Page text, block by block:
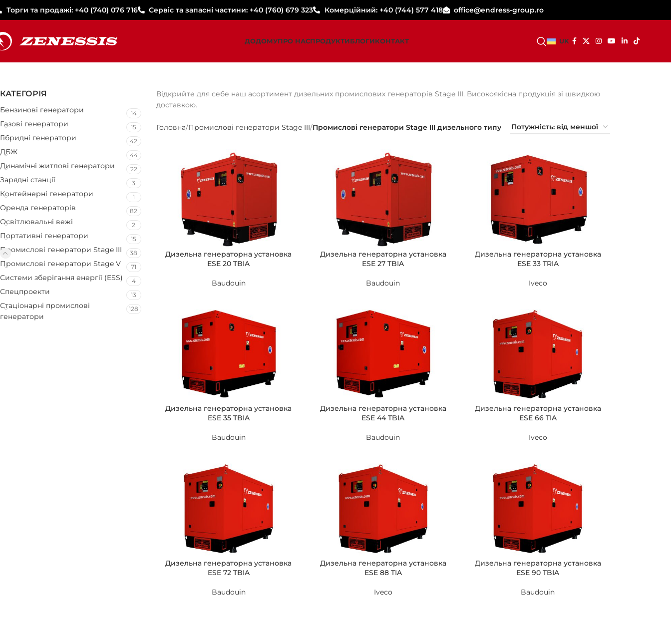
Торги та продажі: +40 (740) 076 716 Сервіс та запасні частини: +40 (760) 679 323 Комерційний: +40 (744) 577 418 office@endress-group.ro
ДОДОМУПРО НАСПРОДУКТИБЛОГИКОНТАКТ UK
КАТЕГОРІЯ
Бензинові генератори 14
Газові генератори 15
Гібридні генератори 42
ДБЖ 44
Динамічні житлові генератори 22
Зарядні станції 3
Контейнерні генератори 1
Оренда генераторів 82
Освітлювальні вежі 2
Портативні генератори 15
Промислові генератори Stage III 38
Промислові генератори Stage V 71
Системи зберігання енергії (ESS) 4
Спецпроекти 13
Стаціонарні промислові
генератори
128
Відкрийте для себе наш асортимент дизельних промислових генераторів Stage III. Високоякісна продукція зі швидкою
доставкою.
Головна Промислові генератори Stage III Промислові генератори Stage III дизельного типу
Дизельна генераторна установка
ESE 20 TBIA
Baudouin
Дизельна генераторна установка
ESE 27 TBIA
Baudouin
Дизельна генераторна установка
ESE 33 TRIA
Iveco
Дизельна генераторна установка
ESE 35 TBIA
Baudouin
Дизельна генераторна установка
ESE 44 TBIA
Baudouin
Дизельна генераторна установка
ESE 66 TIA
Iveco
Дизельна генераторна установка
ESE 72 TBIA
Baudouin
Дизельна генераторна установка
ESE 88 TIA
Iveco
Дизельна генераторна установка
ESE 90 TBIA
Baudouin